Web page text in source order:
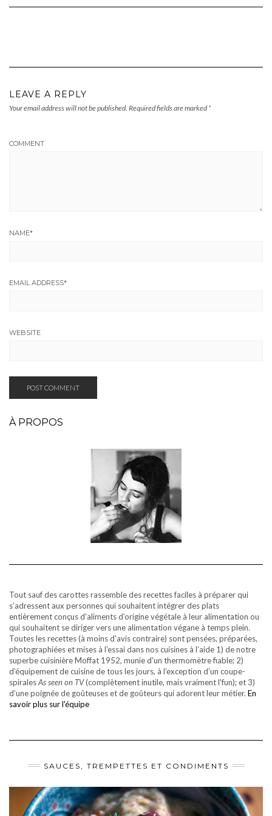
LEAVE A REPLY
Your email address will not be published. Required fields are marked *
COMMENT
NAME*
EMAIL ADDRESS*
WEBSITE
À PROPOS
Tout sauf des carottes rassemble des recettes faciles à préparer qui
s’adressent aux personnes qui souhaitent intégrer des plats
entièrement conçus d'aliments d’origine végétale à leur alimentation ou
qui souhaitent se diriger vers une alimentation végane à temps plein.
Toutes les recettes (à moins d'avis contraire) sont pensées, préparées,
photographiées et mises à l’essai dans nos cuisines à l’aide 1) de notre
superbe cuisinière Moffat 1952, munie d'un thermomètre fiable; 2)
d’équipement de cuisine de tous les jours, à l’exception d’un coupe-
spiralesAs seen on TV(complètement inutile, mais vraiment l'fun); et 3)
d’une poignée de goûteuses et de goûteurs qui adorent leur métier. En
savoir plus sur l'équipe
SAUCES, TREMPETTES ET CONDIMENTS